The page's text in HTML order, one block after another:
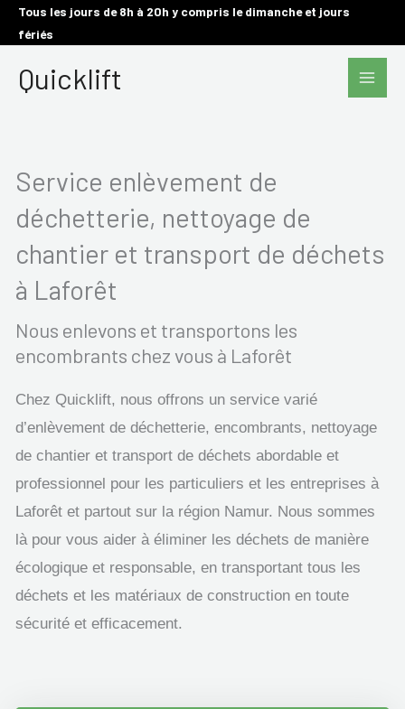
AllerTous les jours de 8h à 20h y compris le dimanche et jours
fériés
Quicklift
Main
Service enlèvement de
déchetterie, nettoyage de
chantier et transport de déchets
à Laforêt
Nous enlevons et transportons les
encombrants chez vous à Laforêt
Chez Quicklift, nous offrons un service varié
d’enlèvement de déchetterie, encombrants, nettoyage
de chantier et transport de déchets abordable et
professionnel pour les particuliers et les entreprises à
Laforêt et partout sur la région Namur. Nous sommes
là pour vous aider à éliminer les déchets de manière
écologique et responsable, en transportant tous les
déchets et les matériaux de construction en toute
sécurité et efficacement.